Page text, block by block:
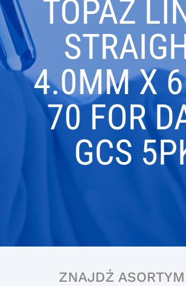
TOPAZ
4.0MM X
70 FOR
GCS
ZNAJDŹ